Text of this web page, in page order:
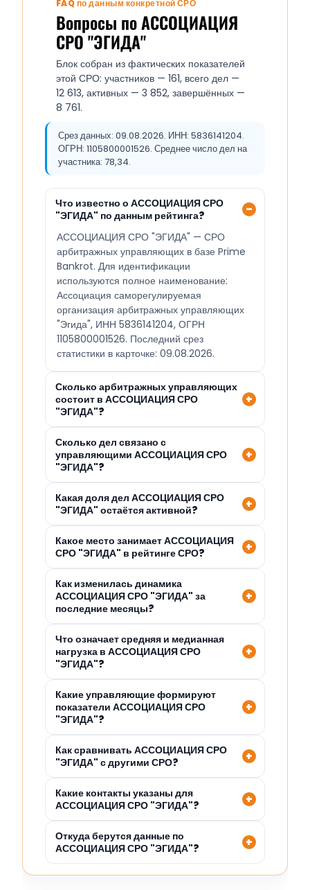
FAQ по данным конкретной СРО
Вопросы по АССОЦИАЦИЯ
СРО "ЭГИДА"
Блок собран из фактических показателей
этой СРО: участников — 161, всего дел —
12 613, активных — 3 852, завершённых —
8 761.
Срез данных: 09.08.2026. ИНН: 5836141204.
ОГРН: 1105800001526. Среднее число дел на
участника: 78,34.
Что известно о АССОЦИАЦИЯ СРО
"ЭГИДА" по данным рейтинга?
АССОЦИАЦИЯ СРО "ЭГИДА" — СРО
арбитражных управляющих в базе Prime
Bankrot. Для идентификации
используются полное наименование:
Ассоциация саморегулируемая
организация арбитражных управляющих
"Эгида", ИНН 5836141204, ОГРН
1105800001526. Последний срез
статистики в карточке: 09.08.2026.
Сколько арбитражных управляющих
состоит в АССОЦИАЦИЯ СРО
"ЭГИДА"?
Сколько дел связано с
управляющими АССОЦИАЦИЯ СРО
"ЭГИДА"?
Какая доля дел АССОЦИАЦИЯ СРО
"ЭГИДА" остаётся активной?
Какое место занимает АССОЦИАЦИЯ
СРО "ЭГИДА" в рейтинге СРО?
Как изменилась динамика
АССОЦИАЦИЯ СРО "ЭГИДА" за
последние месяцы?
Что означает средняя и медианная
нагрузка в АССОЦИАЦИЯ СРО
"ЭГИДА"?
Какие управляющие формируют
показатели АССОЦИАЦИЯ СРО
"ЭГИДА"?
Как сравнивать АССОЦИАЦИЯ СРО
"ЭГИДА" с другими СРО?
Какие контакты указаны для
АССОЦИАЦИЯ СРО "ЭГИДА"?
Откуда берутся данные по
АССОЦИАЦИЯ СРО "ЭГИДА"?